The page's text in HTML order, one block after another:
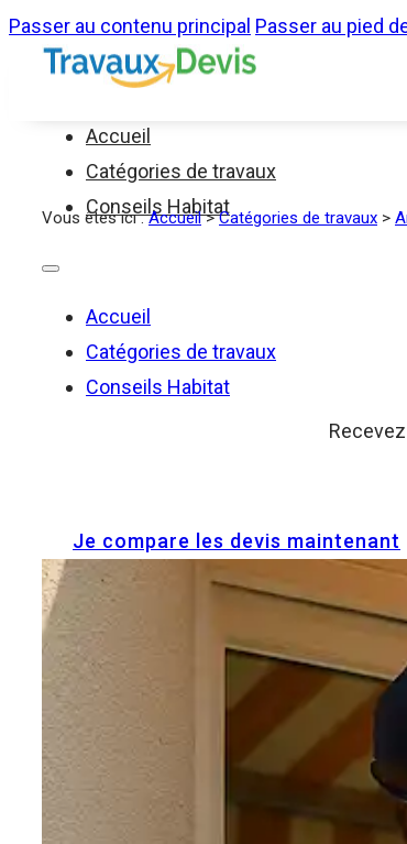
Passer au contenu principal Passer au pied
Accueil
Catégories de travaux
Conseils Habitat
Accueil
Catégories de travaux
Conseils Habitat
Vous êtes ici :Accueil>Catégories de travaux >
Je compare les devis maintenant